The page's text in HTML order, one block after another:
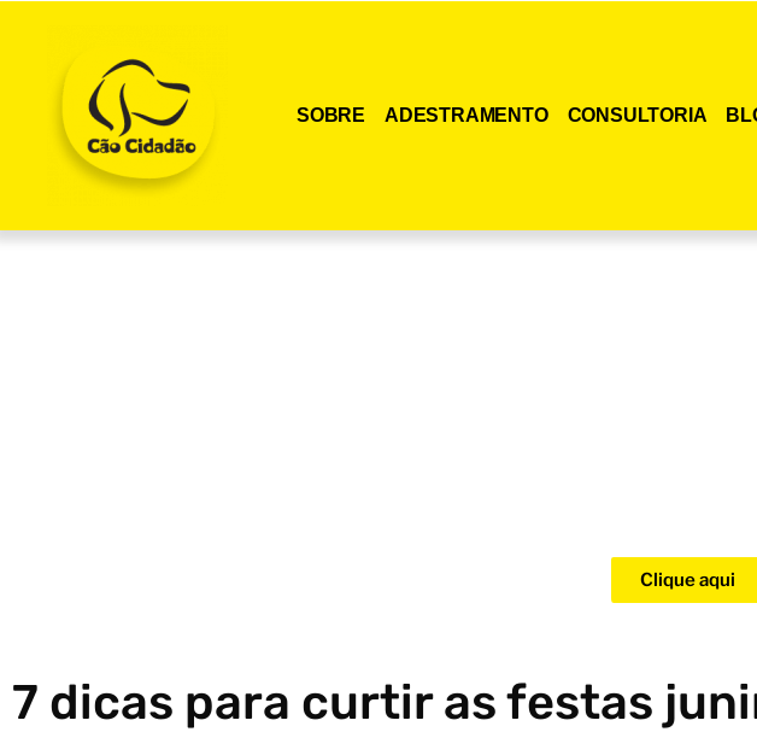
SOBRE ADESTRAMENTO CONSULTORIA
Clique aqui
7 dicas para curtir as festas